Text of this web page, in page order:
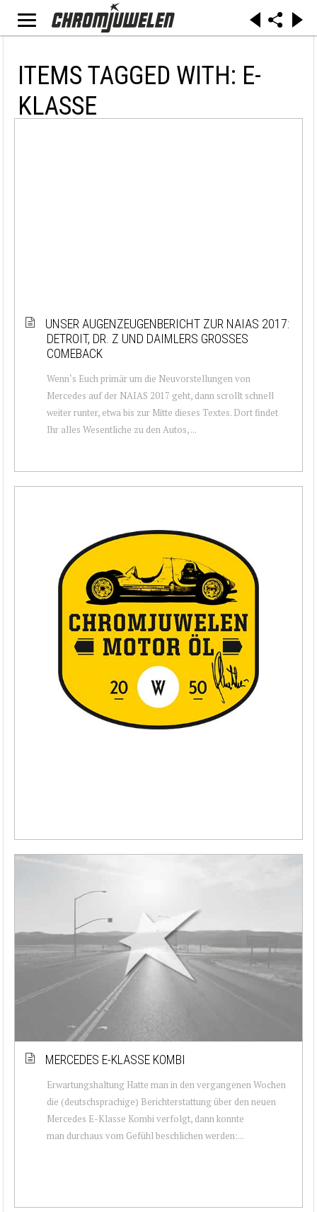
ITEMS TAGGED WITH: E-
KLASSE
UNSER AUGENZEUGENBERICHT ZUR NAIAS 2017:
DETROIT, DR. Z UND DAIMLERS GROSSES C
OMEBACK
Wenn‘s Euch primär um die Neuvorstellungen von
Mercedes auf der NAIAS 2017 geht, dann scrollt schnell
weiter runter, etwa bis zur Mitte dieses Textes. Dort findet
Ihr alles Wesentliche zu den Autos, ...
MERCEDES E-KLASSE KOMBI
Erwartungshaltung Hatte man in den vergangenen Wochen
die (deutschsprachige) Berichterstattung über den neuen
Mercedes E-Klasse Kombi verfolgt, dann konnte
man durchaus vom Gefühl beschlichen werden:...